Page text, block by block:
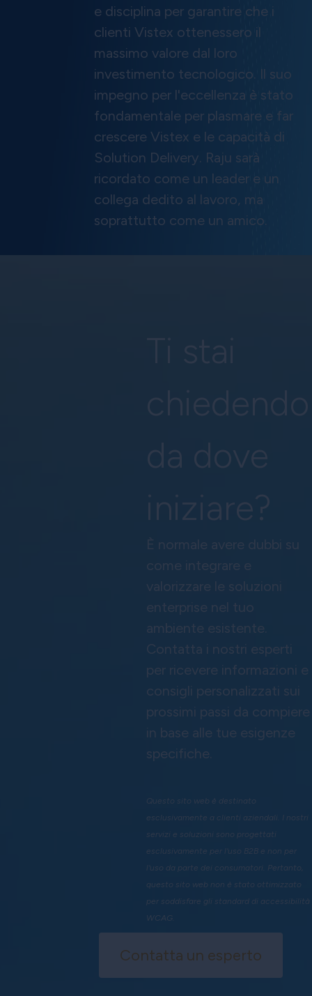
e disciplina per garantire che i
clienti Vistex ottenessero il
massimo valore dal loro
investimento tecnologico. Il suo
impegno per l'eccellenza è stato
fondamentale per plasmare e far
crescere Vistex e le capacità di
Solution Delivery. Raju sarà
ricordato come un leader e un
collega dedito al lavoro, ma
soprattutto come un amico.
iniziare?
È normale avere dubbi su
come integrare e
valorizzare le soluzioni
enterprise nel tuo
ambiente esistente.
Contatta i nostri esperti
per ricevere informazioni e
consigli personalizzati sui
prossimi passi da compiere
in base alle tue esigenze
specifiche.
Questo sito web è destinato
esclusivamente a clienti aziendali. I nostri
servizi e soluzioni sono progettati
esclusivamente per l'uso B2B e non per
l'uso da parte dei consumatori. Pertanto,
questo sito web non è stato ottimizzato
per soddisfare gli standard di accessibilità
WCAG.
Contatta un esperto